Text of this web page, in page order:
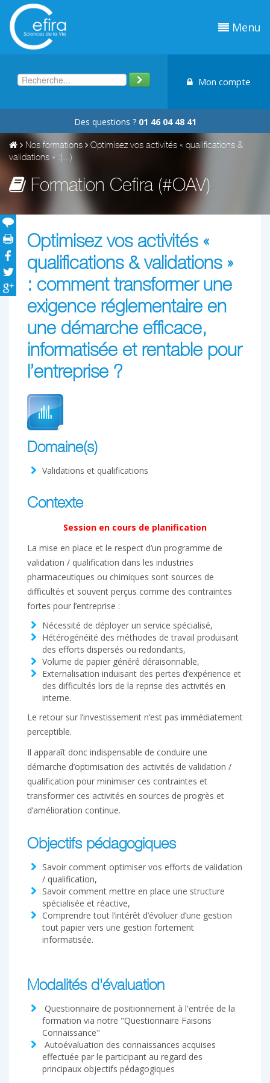
Menu
Mon compte
Des questions ? 01 46 04 48 41
Nos formations
Optimisez vos activités « qualifications &
validations » :(...)
Formation Cefira (#OAV)
Optimisez vos activités «
qualifications & validations »
: comment transformer une
exigence réglementaire en
une démarche efficace,
informatisée et rentable pour
l’entreprise ?
Domaine(s)
Validations et qualifications
Contexte
Session en cours de planification
La mise en place et le respect d’un programme de
validation / qualification dans les industries
pharmaceutiques ou chimiques sont sources de
difficultés et souvent perçus comme des contraintes
fortes pour l’entreprise :
Nécessité de déployer un service spécialisé,
Hétérogénéité des méthodes de travail produisant
des efforts dispersés ou redondants,
Volume de papier généré déraisonnable,
Externalisation induisant des pertes d’expérience et
des difficultés lors de la reprise des activités en
interne.
Le retour sur l’investissement n’est pas immédiatement
perceptible.
Il apparaît donc indispensable de conduire une
démarche d’optimisation des activités de validation /
qualification pour minimiser ces contraintes et
transformer ces activités en sources de progrès et
d’amélioration continue.
Objectifs pédagogiques
Savoir comment optimiser vos efforts de validation
/ qualification,
Savoir comment mettre en place une structure
spécialisée et réactive,
Comprendre tout l’intérêt d’évoluer d’une gestion
tout papier vers une gestion fortement
informatisée.
Modalités d'évaluation
Questionnaire de positionnement à l'entrée de la
formation via notre "Questionnaire Faisons
Connaissance"
Autoévaluation des connaissances acquises
effectuée par le participant au regard des
principaux objectifs pédagogiques